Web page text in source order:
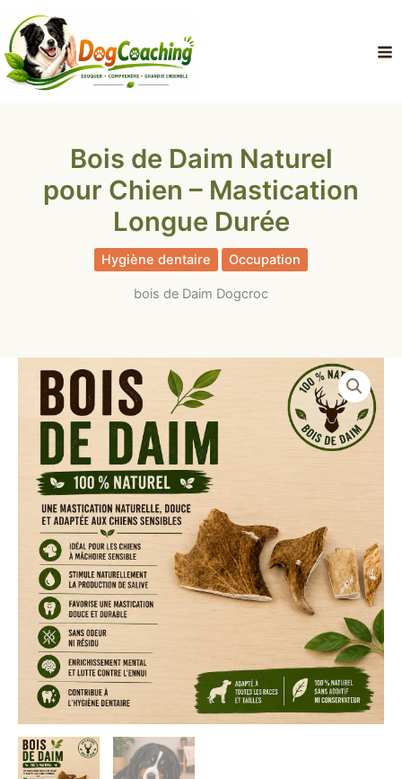
au
contenu
Bois de Daim Naturel
pour Chien – Mastication
Longue Durée
Hygiène dentaire Occupation
bois de Daim Dogcroc
Plage
de
prix :
7,90 €
à
19,90 €
Naturel
pour
Chien
Mastication
Longue
Durée